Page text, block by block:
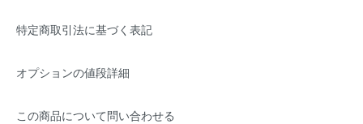
特定商取引法に基づく表記
オプションの値段詳細
この商品について問い合わせる